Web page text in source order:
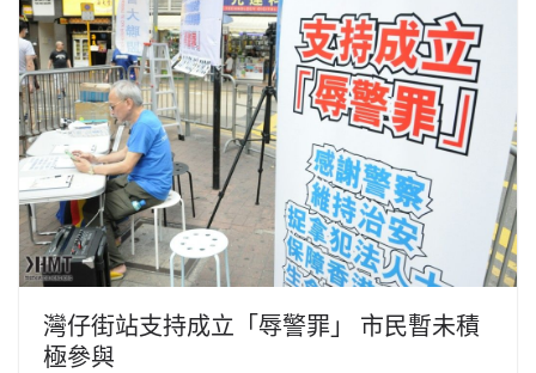
灣仔街站支持成立「辱警罪」 市民暫未積
極參與